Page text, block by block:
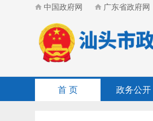
中国政府网 广东省政府网
首 页 政务公开